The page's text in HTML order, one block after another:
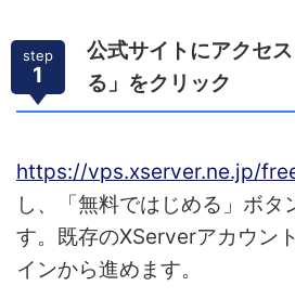
step
1
公式サイトにアクセ
る」をクリック
https://vps.xserver.ne.jp/
し、「無料ではじめる」ボタ
す。既存のXServerアカウン
インから進めます。